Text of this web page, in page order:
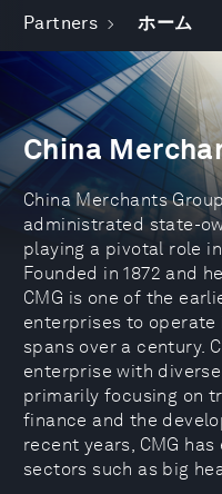
Partners ホーム
China
China Merchants
administrated state-
playing a pivotal role
Founded in 1872 and
CMG is one of the
enterprises to
spans over a century.
enterprise with
primarily focusing on
finance and the
recent years, CMG
sectors such as big